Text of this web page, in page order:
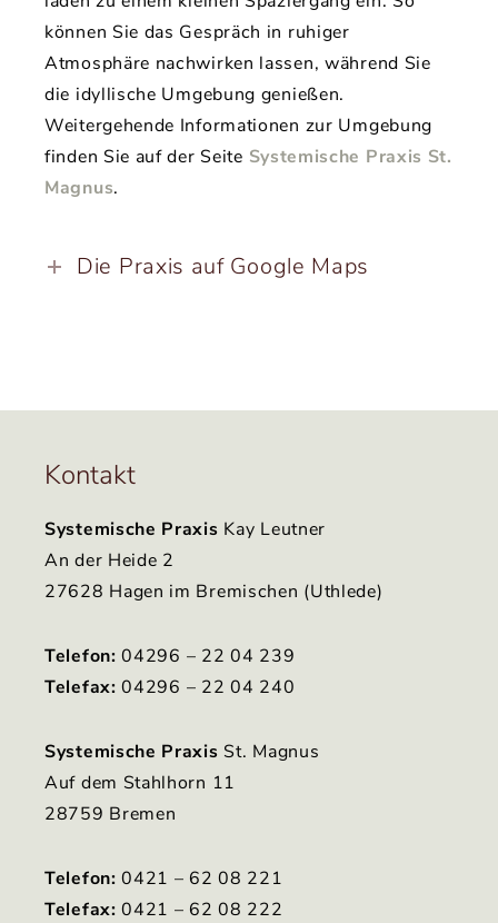
können Sie das Gespräch in ruhiger
Atmosphäre nachwirken lassen, während Sie
die idyllische Umgebung genießen.
Weitergehende Informationen zur Umgebung
finden Sie auf der Seite Systemische Praxis St.
Magnus.
Die Praxis auf Google Maps
Kontakt
Systemische Praxis Kay Leutner
An der Heide 2
27628 Hagen im Bremischen (Uthlede)
Telefon: 04296 – 22 04 239
Telefax: 04296 – 22 04 240
Systemische Praxis St. Magnus
Auf dem Stahlhorn 11
28759 Bremen
Telefon: 0421 – 62 08 221
Telefax: 0421 – 62 08 222